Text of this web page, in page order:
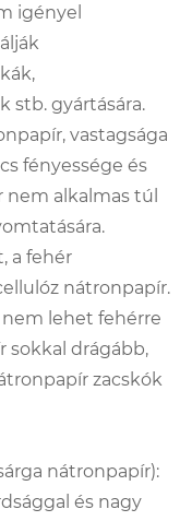
igényel
stb. gyártására.
vastagsága
fényessége és
nem alkalmas túl
a fehér
nátronpapír.
lehet fehérre
sokkal drágább,
zacskók
nátronpapír):
és nagy